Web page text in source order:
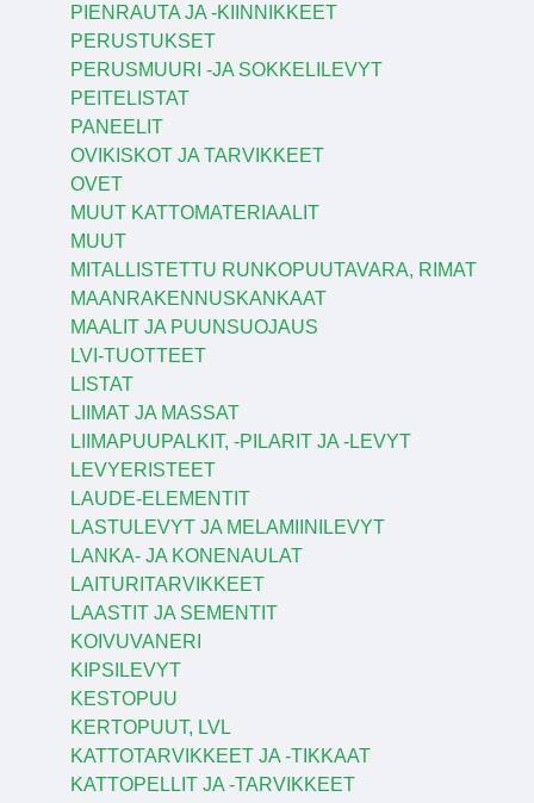
PIENRAUTA JA -KIINNIKKEET
PERUSTUKSET
PERUSMUURI -JA SOKKELILEVYT
PEITELISTAT
PANEELIT
OVIKISKOT JA TARVIKKEET
OVET
MUUT KATTOMATERIAALIT
MUUT
MITALLISTETTU RUNKOPUUTAVARA, RIMAT
MAANRAKENNUSKANKAAT
MAALIT JA PUUNSUOJAUS
LVI-TUOTTEET
LISTAT
LIIMAT JA MASSAT
LIIMAPUUPALKIT, -PILARIT JA -LEVYT
LEVYERISTEET
LAUDE-ELEMENTIT
LASTULEVYT JA MELAMIINILEVYT
LANKA- JA KONENAULAT
LAITURITARVIKKEET
LAASTIT JA SEMENTIT
KOIVUVANERI
KIPSILEVYT
KESTOPUU
KERTOPUUT, LVL
KATTOTARVIKKEET JA -TIKKAAT
KATTOPELLIT JA -TARVIKKEET